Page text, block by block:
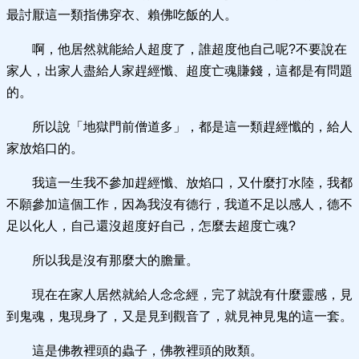
最討厭這一類指佛穿衣、賴佛吃飯的人。
啊，他居然就能給人超度了，誰超度他自己呢?不要說在
家人，出家人盡給人家趕經懺、超度亡魂賺錢，這都是有問題
的。
所以說「地獄門前僧道多」，都是這一類趕經懺的，給人
家放焰口的。
我這一生我不參加趕經懺、放焰口，又什麼打水陸，我都
不願參加這個工作，因為我沒有德行，我道不足以感人，德不
足以化人，自己還沒超度好自己，怎麼去超度亡魂?
所以我是沒有那麼大的膽量。
現在在家人居然就給人念念經，完了就說有什麼靈感，見
到鬼魂，鬼現身了，又是見到觀音了，就見神見鬼的這一套。
這是佛教裡頭的蟲子，佛教裡頭的敗類。